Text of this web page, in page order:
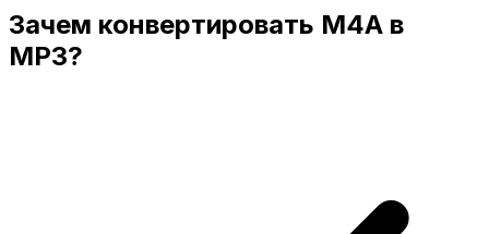
Зачем конвертировать M4A в
MP3?